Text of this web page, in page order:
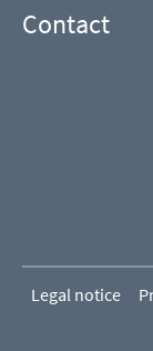
Contact
Legal notice